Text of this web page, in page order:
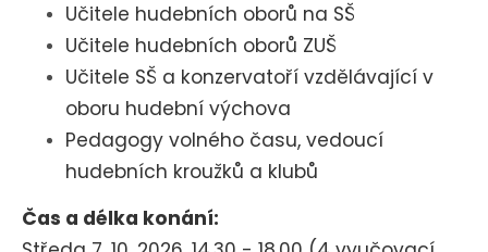
Učitele hudebních oborů na SŠ
Učitele hudebních oborů ZUŠ
Učitele SŠ a konzervatoří vzdělávající v
oboru hudební výchova
Pedagogy volného času, vedoucí
hudebních kroužků a klubů
Čas a délka konání: